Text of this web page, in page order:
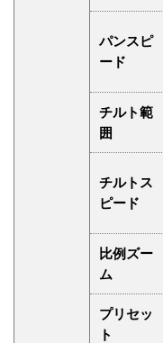
パンスピ
ード
チルト範
囲
チルトス
ピード
比例ズー
ム
プリセッ
ト